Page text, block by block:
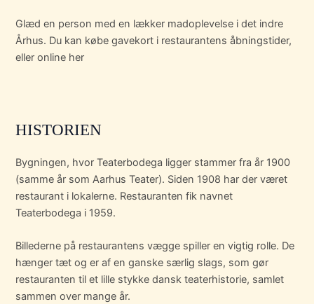
Glæd en person med en lækker madoplevelse i det indre
Århus. Du kan købe gavekort i restaurantens åbningstider,
eller online her
HISTORIEN
Bygningen, hvor Teaterbodega ligger stammer fra år 1900
(samme år som Aarhus Teater). Siden 1908 har der været
restaurant i lokalerne. Restauranten fik navnet
Teaterbodega i 1959.
Billederne på restaurantens vægge spiller en vigtig rolle. De
hænger tæt og er af en ganske særlig slags, som gør
restauranten til et lille stykke dansk teaterhistorie, samlet
sammen over mange år.